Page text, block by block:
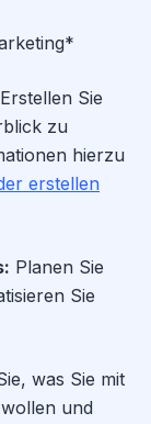
Erstellen Sie
zu
hierzu
erstellen
Planen Sie
Sie
was Sie mit
und